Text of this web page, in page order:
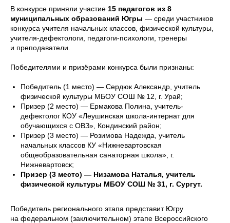
В конкурсе приняли участие 15 педагогов из 8
муниципальных образований Югры — среди участников
конкурса учителя начальных классов, физической культуры,
учителя-дефектологи, педагоги-психологи, тренеры
и преподаватели.
Победителями и призёрами конкурса были признаны:
Победитель (1 место) — Сердюк Александр, учитель
физической культуры МБОУ СОШ № 12, г. Урай;
Призер (2 место) — Ермакова Полина, учитель-
дефектолог КОУ «Леушинская школа-интернат для
обучающихся с ОВЗ», Кондинский район;
Призер (3 место) — Розимова Надежда, учитель
начальных классов КУ «Нижневартовская
общеобразовательная санаторная школа», г.
Нижневартовск;
Призер (3 место) — Низамова Наталья, учитель
физической культуры МБОУ СОШ № 31, г. Сургут.
Победитель регионального этапа представит Югру
на федеральном (заключительном) этапе Всероссийского